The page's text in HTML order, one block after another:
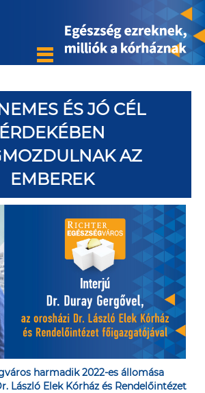
ÉS JÓ CÉL
ÉRDEKÉBEN
AZ
EMBEREK
harmadik 2022-es állomása
László Elek Kórház és Rendelőintézet